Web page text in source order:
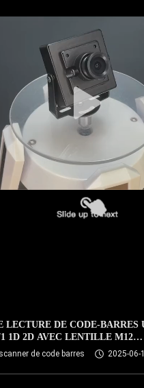
LECTURE DE CODE-BARRES
1D 2D AVEC LENTILLE M12
PRISE EN CHARGE
BARRES, INTERFACE
de code barres 2025-06-